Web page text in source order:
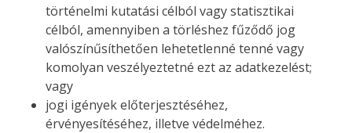
történelmi kutatási célból vagy statisztikai
célból, amennyiben a törléshez fűződő jog
valószínűsíthetően lehetetlenné tenné vagy
komolyan veszélyeztetné ezt az adatkezelést;
vagy
jogi igények előterjesztéséhez,
érvényesítéséhez, illetve védelméhez.